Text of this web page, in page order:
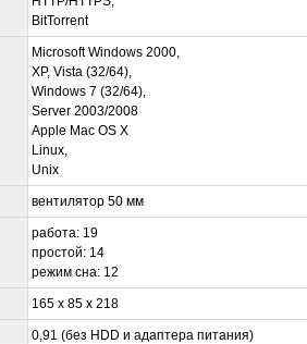
BitTorrent
Microsoft Windows 2000,
XP, Vista (32/64),
Windows 7 (32/64),
Server 2003/2008
Apple Mac OS X
Linux,
Unix
вентилятор 50 мм
работа: 19
простой: 14
режим сна: 12
165 х 85 х 218
0,91 (без HDD и адаптера питания)